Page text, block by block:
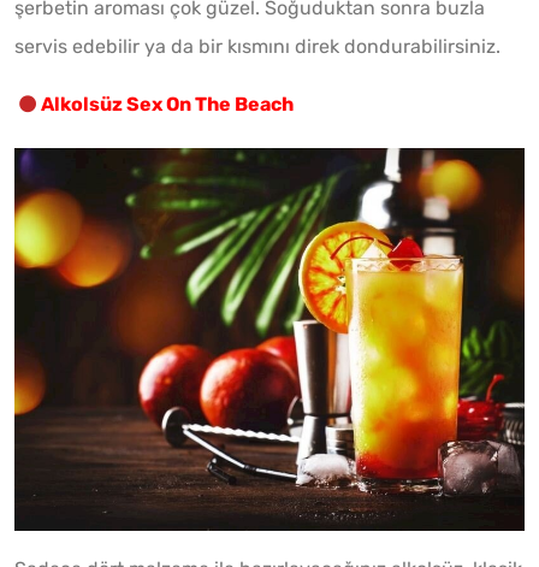
şerbetin aroması çok güzel. Soğuduktan sonra buzla
servis edebilir ya da bir kısmını direk dondurabilirsiniz.
Alkolsüz Sex On The Beach